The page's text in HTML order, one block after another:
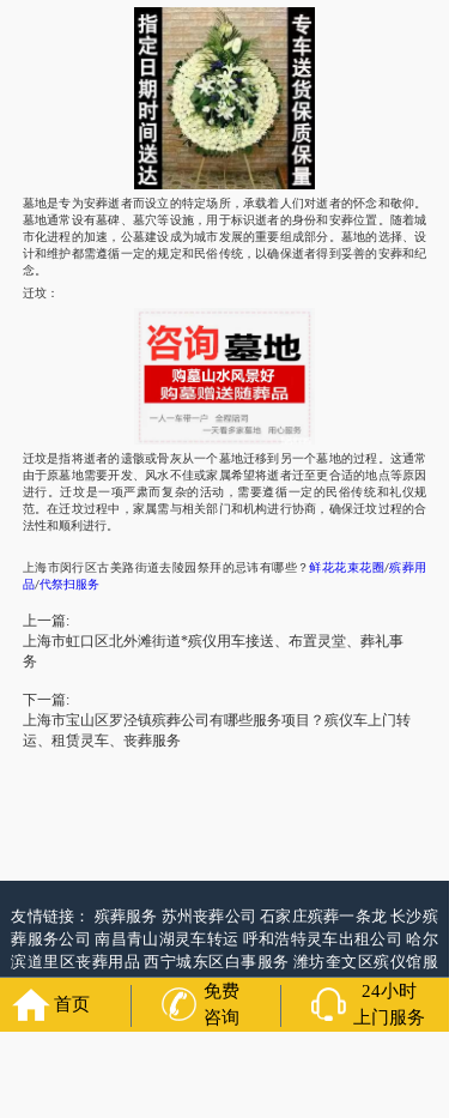
墓地是专为安葬逝者而设立的特定场所，承载着人们对逝者的怀念和敬仰。
墓地通常设有墓碑、墓穴等设施，用于标识逝者的身份和安葬位置。随着城
市化进程的加速，公墓建设成为城市发展的重要组成部分。墓地的选择、设
计和维护都需遵循一定的规定和民俗传统，以确保逝者得到妥善的安葬和纪
念。
迁坟：
迁坟是指将逝者的遗骸或骨灰从一个墓地迁移到另一个墓地的过程。这通常
由于原墓地需要开发、风水不佳或家属希望将逝者迁至更合适的地点等原因
进行。迁坟是一项严肃而复杂的活动，需要遵循一定的民俗传统和礼仪规
范。在迁坟过程中，家属需与相关部门和机构进行协商，确保迁坟过程的合
法性和顺利进行。
上海市闵行区古美路街道去陵园祭拜的忌讳有哪些？鲜花花束花圈/殡葬用
品/代祭扫服务
上一篇:
上海市虹口区北外滩街道*殡仪用车接送、布置灵堂、葬礼事
务
下一篇:
上海市宝山区罗泾镇殡葬公司有哪些服务项目？殡仪车上门转
运、租赁灵车、丧葬服务
友情链接： 殡葬服务 苏州丧葬公司石家庄殡葬一条龙长沙殡
葬服务公司南昌青山湖灵车转运 呼和浩特灵车出租公司哈尔
滨道里区丧葬用品西宁城东区白事服务潍坊奎文区殡仪馆服
杭州上城区灵堂布置 沈阳浑南区殡葬平台
国墓地网中国非急救转运网网站建设 中国殡葬一条龙网 中国
救护车网葬花店葬花服务网
首页
免费
咨询
24小时
上门服务